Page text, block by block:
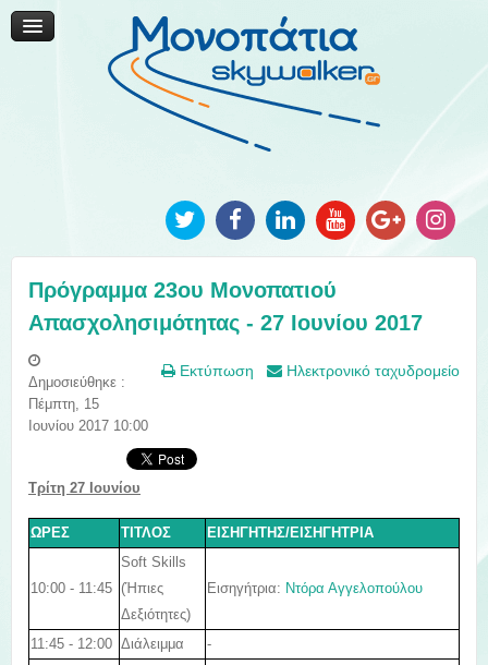
Μονοπάτια Καινοτομίας
Μονοπάτια Τοπικής Ανάπτυξης
Ανακοινώσεις
Φωτογραφίες
Πρόγραμμα 23ου Μονοπατιού
Απασχολησιμότητας - 27 Ιουνίου 2017
Εκτύπωση Ηλεκτρονικό ταχυδρομείο
Δημοσιεύθηκε :
Πέμπτη, 15
Ιουνίου 2017 10:00
Τρίτη 27 Ιουνίου
ΩΡΕΣ ΤΙΤΛΟΣ ΕΙΣΗΓΗΤΗΣ/ΕΙΣΗΓΗΤΡΙΑ
10:00 - 11:45
Soft Skills
(Ήπιες
Δεξιότητες)
Εισηγήτρια: Ντόρα Αγγελοπούλου
11:45 - 12:00 Διάλειμμα -